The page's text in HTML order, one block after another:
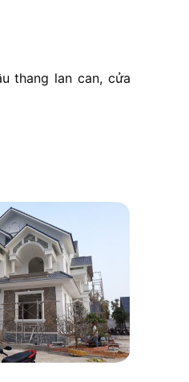
thang lan can, cửa